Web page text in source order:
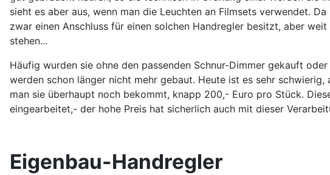
sieht es aber aus, wenn man die Leuchten an Filmsets verwendet.
zwar einen Anschluss für einen solchen Handregler besitzt, aber
stehen...
Häufig wurden sie ohne den passenden Schnur-Dimmer gekauft
werden schon länger nicht mehr gebaut. Heute ist es sehr
man sie überhaupt noch bekommt, knapp 200,- Euro pro Stück.
eingearbeitet,- der hohe Preis hat sicherlich auch mit dieser
Eigenbau-Handregler